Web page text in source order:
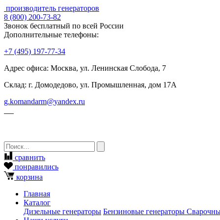
производитель генераторов
8 (800) 200-73-82
Звонок бесплатный по всей России
Дополнительные телефоны:
+7 (495) 197-77-34
Адрес офиса: Москва, ул. Ленинская Слобода, 7
Склад: г. Домодедово, ул. Промышленная, дом 17А
g.komandarm@yandex.ru
сравнить
понравились
корзина
Главная
Каталог
Дизельные генераторы Бензиновые генераторы